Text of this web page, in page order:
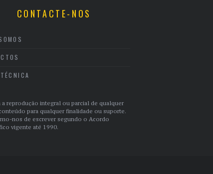
CONTACTE-NOS
a reprodução integral ou parcial de qualquer
para qualquer finalidade ou suporte.
nos de escrever segundo o Acordo
vigente até 1990.